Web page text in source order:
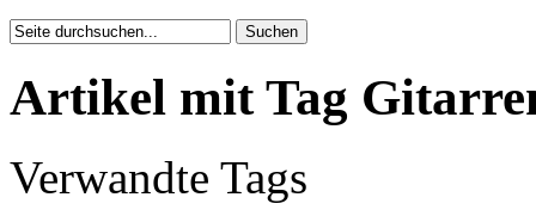
Artikel mit Tag
Verwandte Tags